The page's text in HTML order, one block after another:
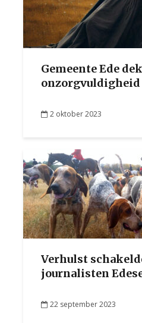
Gemeente Ede
onzorgvuldigheid
2 oktober 2023
Verhulst
journalisten
22 september 2023